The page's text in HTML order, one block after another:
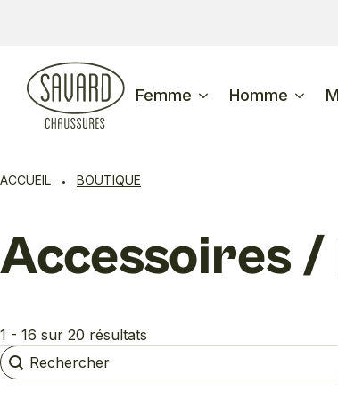
Femme Homme
ACCUEIL BOUTIQUE
Accessoires
1 - 16 sur 20 résultats
Rechercher
Rechercher